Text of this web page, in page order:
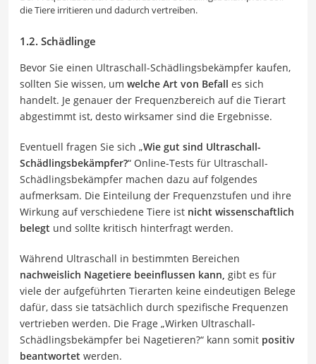
die Tiere irritieren und dadurch vertreiben.
1.2. Schädlinge
Bevor Sie einen Ultraschall-Schädlingsbekämpfer kaufen,
sollten Sie wissen, um welche Art von Befall es sich
handelt. Je genauer der Frequenzbereich auf die Tierart
abgestimmt ist, desto wirksamer sind die Ergebnisse.
Eventuell fragen Sie sich „Wie gut sind Ultraschall-
Schädlingsbekämpfer?“ Online-Tests für Ultraschall-
Schädlingsbekämpfer machen dazu auf folgendes
aufmerksam. Die Einteilung der Frequenzstufen und ihre
Wirkung auf verschiedene Tiere ist nicht wissenschaftlich
belegt und sollte kritisch hinterfragt werden.
Während Ultraschall in bestimmten Bereichen
nachweislich Nagetiere beeinflussen kann, gibt es für
viele der aufgeführten Tierarten keine eindeutigen Belege
dafür, dass sie tatsächlich durch spezifische Frequenzen
vertrieben werden. Die Frage „Wirken Ultraschall-
Schädlingsbekämpfer bei Nagetieren?“ kann somit positiv
beantwortet werden.